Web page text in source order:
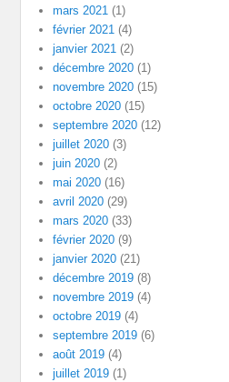
mars 2021 (1)
février 2021 (4)
janvier 2021 (2)
décembre 2020 (1)
novembre 2020 (15)
octobre 2020 (15)
septembre 2020 (12)
juillet 2020 (3)
juin 2020 (2)
mai 2020 (16)
avril 2020 (29)
mars 2020 (33)
février 2020 (9)
janvier 2020 (21)
décembre 2019 (8)
novembre 2019 (4)
octobre 2019 (4)
septembre 2019 (6)
août 2019 (4)
juillet 2019 (1)